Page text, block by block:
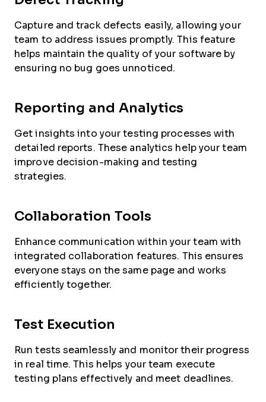
Capture and track defects easily, allowing your
team to address issues promptly. This feature
helps maintain the quality of your software by
ensuring no bug goes unnoticed.
Reporting and Analytics
Get insights into your testing processes with
detailed reports. These analytics help your team
improve decision-making and testing
strategies.
Collaboration Tools
Enhance communication within your team with
integrated collaboration features. This ensures
everyone stays on the same page and works
efficiently together.
Test Execution
Run tests seamlessly and monitor their progress
in real time. This helps your team execute
testing plans effectively and meet deadlines.